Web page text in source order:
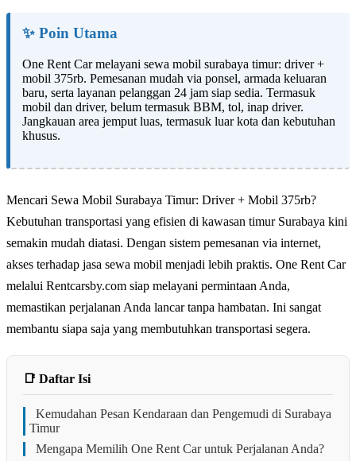
✨ Poin Utama
One Rent Car melayani sewa mobil surabaya timur: driver +
mobil 375rb. Pemesanan mudah via ponsel, armada keluaran
baru, serta layanan pelanggan 24 jam siap sedia. Termasuk
mobil dan driver, belum termasuk BBM, tol, inap driver.
Jangkauan area jemput luas, termasuk luar kota dan kebutuhan
khusus.
Mencari Sewa Mobil Surabaya Timur: Driver + Mobil 375rb?
Kebutuhan transportasi yang efisien di kawasan timur Surabaya kini
semakin mudah diatasi. Dengan sistem pemesanan via internet,
akses terhadap jasa sewa mobil menjadi lebih praktis. One Rent Car
melalui Rentcarsby.com siap melayani permintaan Anda,
memastikan perjalanan Anda lancar tanpa hambatan. Ini sangat
membantu siapa saja yang membutuhkan transportasi segera.
📑 Daftar Isi
Kemudahan Pesan Kendaraan dan Pengemudi di Surabaya
Timur
Mengapa Memilih One Rent Car untuk Perjalanan Anda?